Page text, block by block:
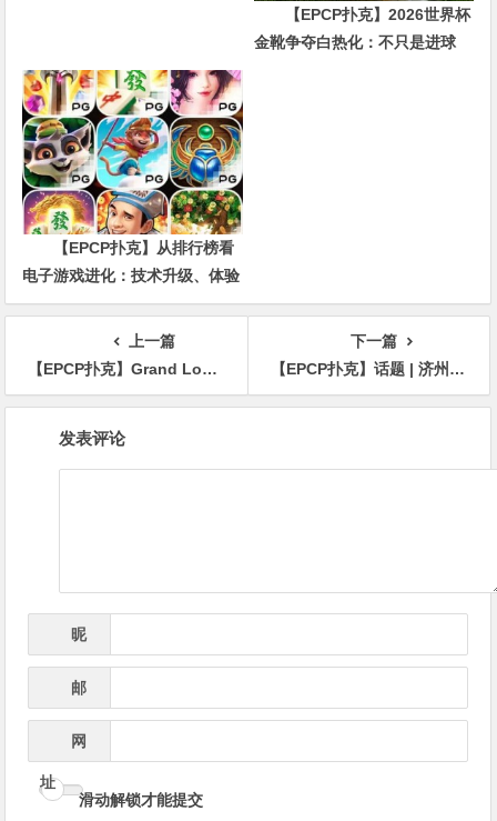
【EPCP扑克】2026世界杯
金靴争夺白热化：不只是进球
【EPCP扑克】从排行榜看
电子游戏进化：技术升级、体验
创新与未来趋势
上一篇
【EPCP扑克】Grand Loyal扑克锦标赛宣布2025河内站 | 开幕赛保底70亿越南盾，由USOP倾力支持
下一篇
【EPCP扑克】话题 | 济州岛Triton One赛事开幕，内容创作者Frankie C遭遇惊天逆转
发表评论
昵
邮
网
址
滑动解锁才能提交